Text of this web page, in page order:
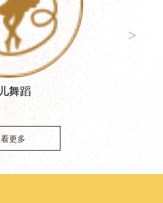
舞蹈
>
更多